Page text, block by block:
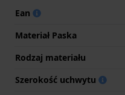
Ean
Materiał Paska
Rodzaj materiału
Szerokość uchwytu